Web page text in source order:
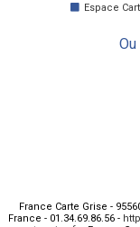
Espace
France Carte Grise -
France - 01.34.69.86.56-